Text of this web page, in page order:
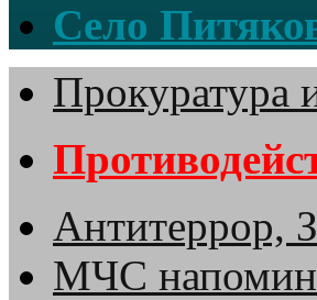
Село
Прокуратура
Антитеррор,
МЧС